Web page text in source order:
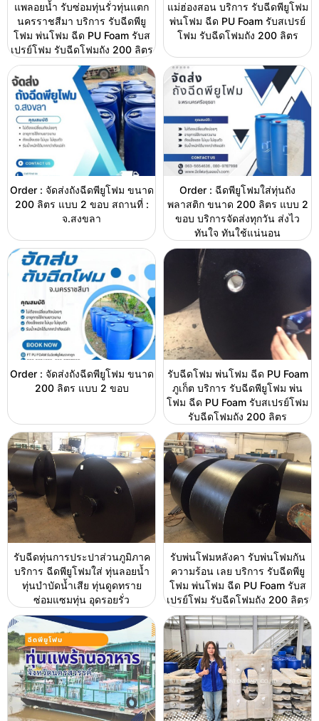
แพลอยน้ำ รับซ่อมทุ่นรั่วทุ่นแตก
นครราชสีมา บริการ รับฉีดพียู
โฟม พ่นโฟม ฉีด PU Foam รับส
เปรย์โฟม รับฉีดโฟมถัง 200 ลิตร
แม่ฮ่องสอน บริการ รับฉีดพียูโฟม
พ่นโฟม ฉีด PU Foam รับสเปรย์
โฟม รับฉีดโฟมถัง 200 ลิตร
Order : จัดส่งถังฉีดพียูโฟม ขนาด
200 ลิตร แบบ 2 ขอบ สถานที่ :
จ.สงขลา
Order : ฉีดพียูโฟมใส่ทุ่นถัง
พลาสติก ขนาด 200 ลิตร แบบ 2
ขอบ บริการจัดส่งทุกวัน ส่งไว
ทันใจ ทันใช้แน่นอน
Order : จัดส่งถังฉีดพียูโฟม ขนาด
200 ลิตร แบบ 2 ขอบ
รับฉีดโฟม พ่นโฟม ฉีด PU Foam
ภูเก็ต บริการ รับฉีดพียูโฟม พ่น
โฟม ฉีด PU Foam รับสเปรย์โฟม
รับฉีดโฟมถัง 200 ลิตร
รับฉีดทุ่นการประปาส่วนภูมิภาค
บริการ ฉีดพียูโฟมใส่ ทุ่นลอยน้ำ
ทุ่นบำบัดน้ำเสีย ทุ่นดูดทราย
ซ่อมแซมทุ่น อุดรอยรั่ว
รับพ่นโฟมหลังคา รับพ่นโฟมกัน
ความร้อน เลย บริการ รับฉีดพียู
โฟม พ่นโฟม ฉีด PU Foam รับส
เปรย์โฟม รับฉีดโฟมถัง 200 ลิตร